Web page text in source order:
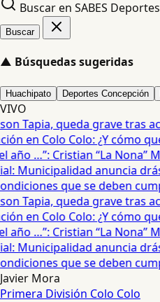
Buscar en SABES Deportes
Buscar
▲ Búsquedas sugeridas
Huachipato Deportes Concepción
VIVO
Tapia, queda grave tras
en Colo Colo: ¿Y cómo
…”: Cristian “La Nona”
Municipalidad anuncia
que se deben
Tapia, queda grave tras
en Colo Colo: ¿Y cómo
…”: Cristian “La Nona”
Municipalidad anuncia
que se deben
Javier Mora
Primera División Colo Colo